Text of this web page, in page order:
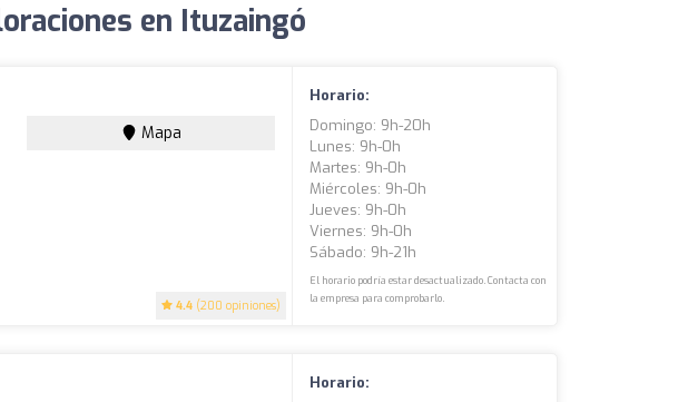
en Ituzaingó
4.4 (200 opiniones)
Mapa
Horario:
Domingo: 9h-20h
Lunes: 9h-0h
Martes: 9h-0h
Miércoles: 9h-0h
Jueves: 9h-0h
Viernes: 9h-0h
Sábado: 9h-21h
El horario podría estar desactualizado. Contacta con
la empresa para comprobarlo.
Horario: